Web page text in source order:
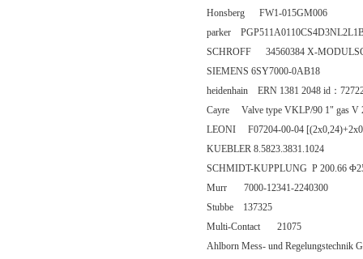
Honsberg FW1-015GM006
parker
SCHROFF 34560384 X-
SIEMENS 6SY7000-0AB18
heidenhain ERN 1381 2048 id：
Cayre Valve type VKLP/90 1" gas V
LEONI F07204-00-04
KUEBLER 8.5823.3831.1024
SCHMIDT-KUPPLUNG P 200.66
Murr 7000-12341-2240300
Stubbe 137325
Multi-Contact 21075
Ahlborn Mess- und Regelungstechnik